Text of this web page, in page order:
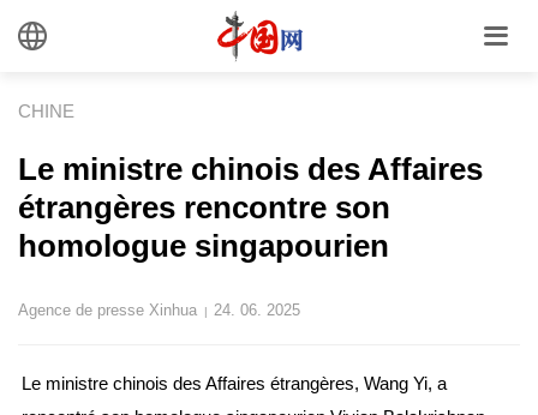
CHINE
Le ministre chinois des Affaires
étrangères rencontre son
homologue singapourien
Agence de presse Xinhua | 24. 06. 2025
Le ministre chinois des Affaires étrangères, Wang Yi, a